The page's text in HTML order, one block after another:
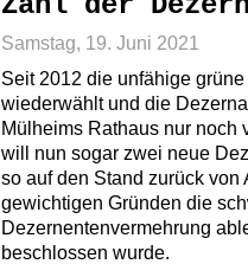
Samstag, 19. Juni 2021
Seit 2012 die unfähige
wiederwählt und die
Mülheims Rathaus nur noch
will nun sogar zwei neue
so auf den Stand zurück
gewichtigen Gründen die
Dezernentenvermehrung
beschlossen wurde.